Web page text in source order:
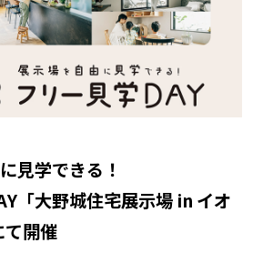
見学できる！
「大野城住宅展示場 in イオ
て開催